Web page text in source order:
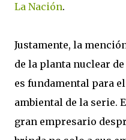
La Nación.
Justamente, la
de la planta nuclear
es fundamental para
ambiental de la serie.
gran empresario